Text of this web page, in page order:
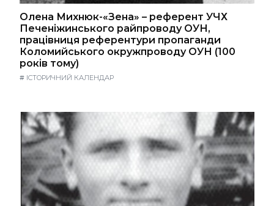
Олена Михнюк-«Зена» – референт УЧХ
Печеніжинського райпроводу ОУН,
працівниця референтури пропаганди
Коломийського окружпроводу ОУН (100
років тому)
# ІСТОРИЧНИЙ КАЛЕНДАР